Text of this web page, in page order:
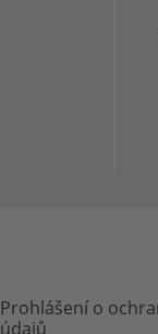
Prohlášení o
údajů